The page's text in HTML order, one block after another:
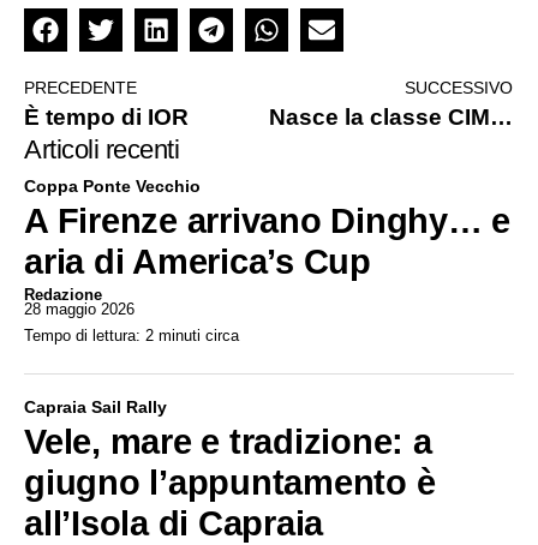
PRECEDENTE
È tempo di IOR
SUCCESSIVO
Nasce la classe CIM Classic IOR e c’è un futuro per le barche di serie storiche
Articoli recenti
Coppa Ponte Vecchio
A Firenze arrivano Dinghy… e
aria di America’s Cup
Redazione
28 maggio 2026
Tempo di lettura: 2 minuti circa
Capraia Sail Rally
Vele, mare e tradizione: a
giugno l’appuntamento è
all’Isola di Capraia